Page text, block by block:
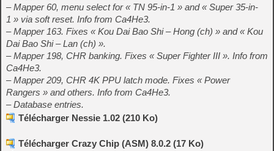
– Mapper 60, menu select for « TN 95-in-1 » and « Super 35-in-
1 » via soft reset. Info from Ca4He3.
– Mapper 163. Fixes « Kou Dai Bao Shi – Hong (ch) » and « Kou
Dai Bao Shi – Lan (ch) ».
– Mapper 198, CHR banking. Fixes « Super Fighter III ». Info from
Ca4He3.
– Mapper 209, CHR 4K PPU latch mode. Fixes « Power
Rangers » and others. Info from Ca4He3.
– Database entries.
Télécharger Nessie 1.02 (210 Ko)
Télécharger Crazy Chip (ASM) 8.0.2 (17 Ko)